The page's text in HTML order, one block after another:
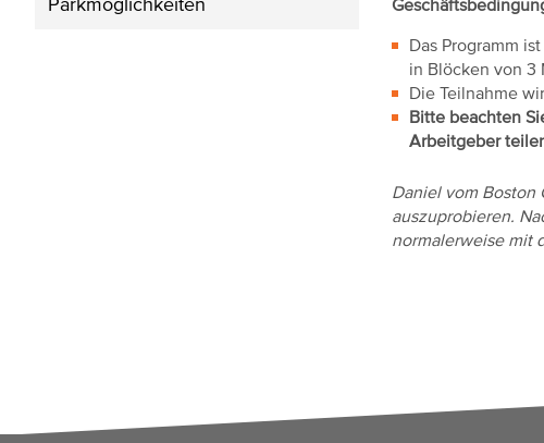
Parkmöglichkeiten
Das Programm
in Blöcken von 3
Die Teilnahme
Bitte beachten
Arbeitgeber
Daniel vom Boston
auszuprobieren.
normalerweise mit